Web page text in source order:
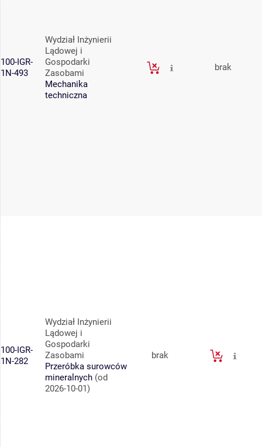
100-IGR-
1N-493
Wydział Inżynierii
Lądowej i
Gospodarki
Zasobami
Mechanika
techniczna
brak
100-IGR-
1N-282
Wydział Inżynierii
Lądowej i
Gospodarki
Zasobami
Przeróbka surowców
mineralnych (od
2026-10-01)
brak